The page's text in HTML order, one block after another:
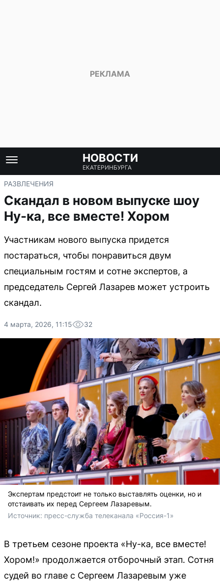
НОВОСТИ
ЕКАТЕРИНБУРГА
РАЗВЛЕЧЕНИЯ
Скандал в новом выпуске шоу
Ну-ка, все вместе! Хором
Участникам нового выпуска придется
постараться, чтобы понравиться двум
специальным гостям и сотне экспертов, а
председатель Сергей Лазарев может устроить
скандал.
4 марта, 2026, 11:15 32
Экспертам предстоит не только выставлять оценки, но и
отстаивать их перед Сергеем Лазаревым.
Источник: пресс-служба телеканала «Россия-1»
В третьем сезоне проекта «Ну-ка, все вместе!
Хором!» продолжается отборочный этап. Сотня
судей во главе с Сергеем Лазаревым уже